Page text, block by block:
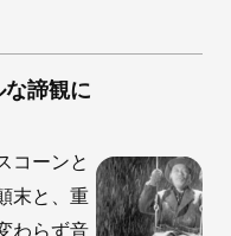
諦観に
コーンと
末と、重
わらず音